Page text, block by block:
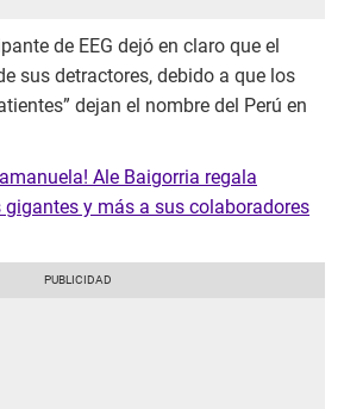
de EEG dejó en claro que el
sus detractores, debido a que los
dejan el nombre del Perú en
Ale Baigorria regala
y más a sus colaboradores